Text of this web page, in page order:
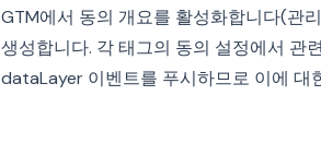
GTM에서 동의 개요를 활성화합니다(관
생성합니다. 각 태그의 동의 설정에서 관
dataLayer 이벤트를 푸시하므로 이에 대